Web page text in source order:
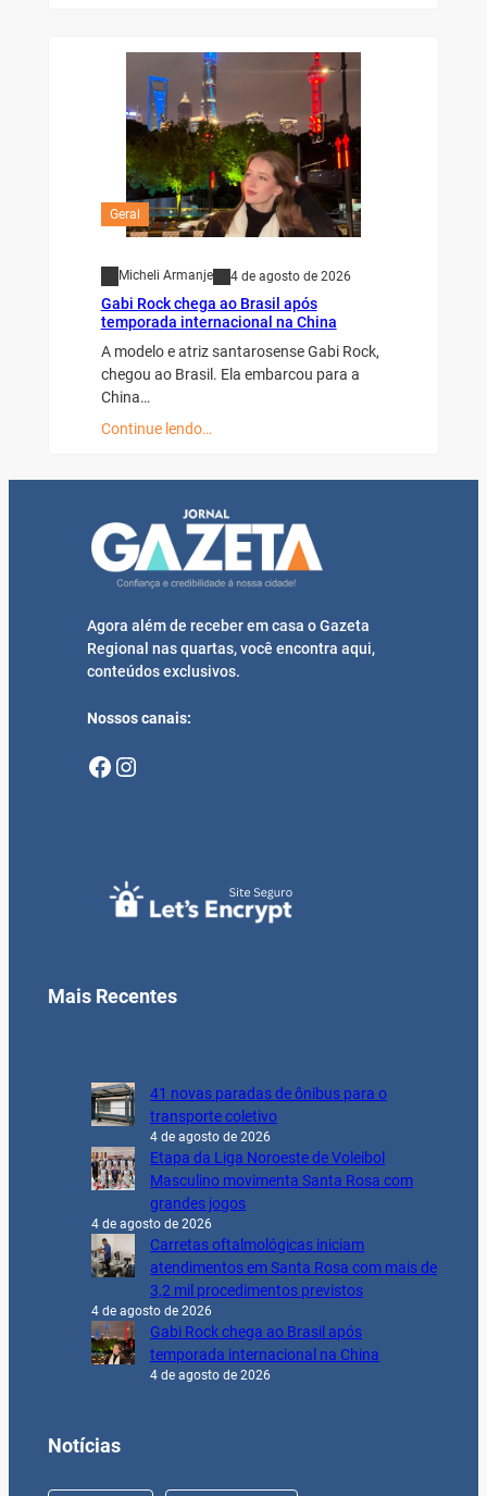
Geral
Micheli Armanje 4 de agosto de 2026
Gabi Rock chega ao Brasil após
temporada internacional na China
A modelo e atriz santarosense Gabi Rock,
chegou ao Brasil. Ela embarcou para a
China…
Continue lendo…
Agora além de receber em casa o Gazeta
Regional nas quartas, você encontra aqui,
conteúdos exclusivos.
Nossos canais:
Facebook Instagram
Mais Recentes
41 novas paradas de ônibus para o
transporte coletivo
4 de agosto de 2026
Etapa da Liga Noroeste de Voleibol
Masculino movimenta Santa Rosa com
grandes jogos
4 de agosto de 2026
Carretas oftalmológicas iniciam
atendimentos em Santa Rosa com mais de
3,2 mil procedimentos previstos
4 de agosto de 2026
Gabi Rock chega ao Brasil após
temporada internacional na China
4 de agosto de 2026
Notícias